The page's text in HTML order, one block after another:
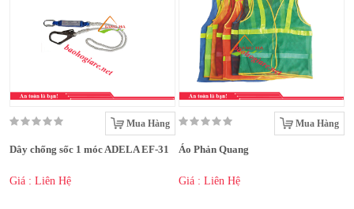
Mua Hàng
Dây chống sốc 1 móc ADELA EF-31
Giá : Liên Hệ
Mua Hàng
Áo Phản Quang
Giá : Liên Hệ